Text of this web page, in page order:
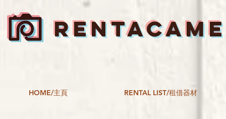
HOME/主頁 RENTAL LIST/租借器材